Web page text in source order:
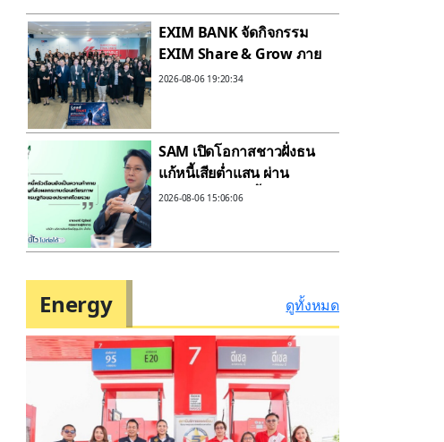
EXIM BANK จัดกิจกรรม
EXIM Share & Grow ภาย
ใต้หัวข้อ “Lead with
2026-08-06 19:20:34
SAM เปิดโอกาสชาวฝั่งธน
แก้หนี้เสียต่ำแสน ผ่าน
โครงการ “ปิดหนี้ไว ไปต่อ
2026-08-06 15:06:06
Energy ดูทั้งหมด